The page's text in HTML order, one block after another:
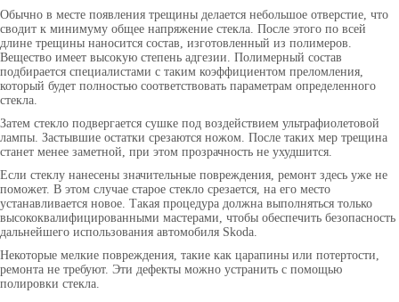
Обычно в месте появления трещины делается небольшое отверстие, что
сводит к минимуму общее напряжение стекла. После этого по всей
длине трещины наносится состав, изготовленный из полимеров.
Вещество имеет высокую степень адгезии. Полимерный состав
подбирается специалистами с таким коэффициентом преломления,
который будет полностью соответствовать параметрам определенного
стекла.
Затем стекло подвергается сушке под воздействием ультрафиолетовой
лампы. Застывшие остатки срезаются ножом. После таких мер трещина
станет менее заметной, при этом прозрачность не ухудшится.
Если стеклу нанесены значительные повреждения, ремонт здесь уже не
поможет. В этом случае старое стекло срезается, на его место
устанавливается новое. Такая процедура должна выполняться только
высококвалифицированными мастерами, чтобы обеспечить безопасность
дальнейшего использования автомобиля Skoda.
Некоторые мелкие повреждения, такие как царапины или потертости,
ремонта не требуют. Эти дефекты можно устранить с помощью
полировки стекла.